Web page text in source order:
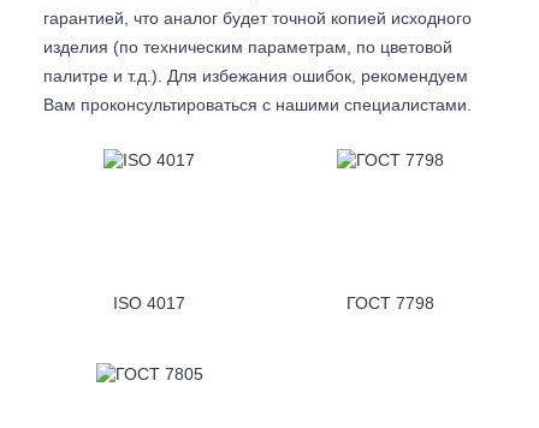
гарантией, что аналог будет точной копией исходного
изделия (по техническим параметрам, по цветовой
палитре и т.д.). Для избежания ошибок, рекомендуем
Вам проконсультироваться с нашими специалистами.
ISO 4017 ГОСТ 7798